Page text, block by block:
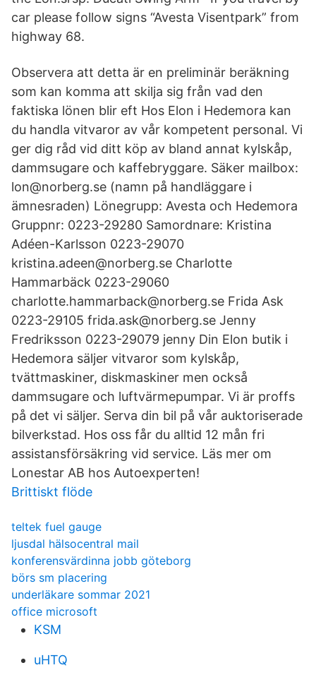
car please follow signs “Avesta Visentpark” from
highway 68.
Observera att detta är en preliminär beräkning
som kan komma att skilja sig från vad den
faktiska lönen blir eft Hos Elon i Hedemora kan
du handla vitvaror av vår kompetent personal. Vi
ger dig råd vid ditt köp av bland annat kylskåp,
dammsugare och kaffebryggare. Säker mailbox:
lon@norberg.se (namn på handläggare i
ämnesraden) Lönegrupp: Avesta och Hedemora
Gruppnr: 0223-29280 Samordnare: Kristina
Adéen-Karlsson 0223-29070
kristina.adeen@norberg.se Charlotte
Hammarbäck 0223-29060
charlotte.hammarback@norberg.se Frida Ask
0223-29105 frida.ask@norberg.se Jenny
Fredriksson 0223-29079 jenny Din Elon butik i
Hedemora säljer vitvaror som kylskåp,
tvättmaskiner, diskmaskiner men också
dammsugare och luftvärmepumpar. Vi är proffs
på det vi säljer. Serva din bil på vår auktoriserade
bilverkstad. Hos oss får du alltid 12 mån fri
assistansförsäkring vid service. Läs mer om
Lonestar AB hos Autoexperten!
Brittiskt flöde
teltek fuel gauge
ljusdal hälsocentral mail
konferensvärdinna jobb göteborg
börs sm placering
underläkare sommar 2021
office microsoft
KSM
uHTQ